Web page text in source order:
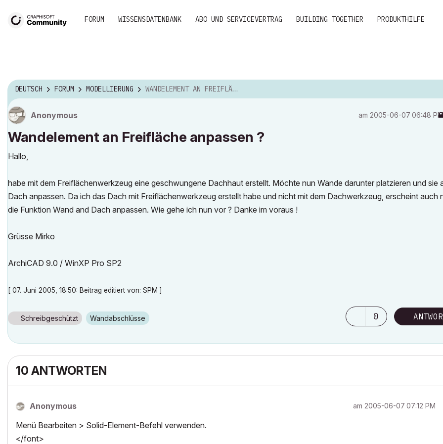
FORUM WISSENSDATENBANK ABO UND SERVICEVERTRAG BUILDING TOGETHER PRODUKTHILFE
DEUTSCH FORUM MODELLIERUNG WANDELEMENT AN FREIFLÄCHE ANPASSEN ?
Anonymous am ‎2005-06-07 06:48 PM
Wandelement an Freifläche anpassen ?
Hallo,
habe mit dem Freiflächenwerkzeug eine geschwungene Dachhaut erstellt. Möchte nun Wände darunter platzieren und sie
Dach anpassen. Da ich das Dach mit Freiflächenwerkzeug erstellt habe und nicht mit dem Dachwerkzeug, erscheint auch
die Funktion Wand and Dach anpassen. Wie gehe ich nun vor ? Danke im voraus !
Grüsse Mirko
ArchiCAD 9.0 / WinXP Pro SP2
[ 07. Juni 2005, 18:50: Beitrag editiert von: SPM ]
Schreibgeschützt Wandabschlüsse 0
10 ANTWORTEN
Anonymous am ‎2005-06-07 07:12 PM
Menü Bearbeiten > Solid-Element-Befehl verwenden.
</font>